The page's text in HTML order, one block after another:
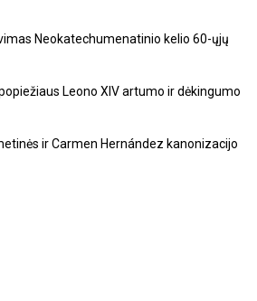
Neokatechumenatinio kelio 60-ųjų
Leono XIV artumo ir dėkingumo
ir Carmen Hernández kanonizacijo